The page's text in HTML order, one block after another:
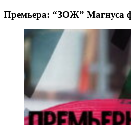
Премьера: “ЗОЖ” Магнуса